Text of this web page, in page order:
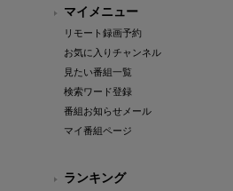
マイメニュー
リモート録画予約
お気に入りチャンネル
見たい番組一覧
検索ワード登録
番組お知らせメール
マイ番組ページ
ランキング